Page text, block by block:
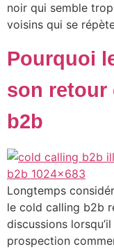
noir qui semble
voisins qui se
Pourquoi
son retour
b2b
Longtemps
le cold calling b2b
discussions
prospection